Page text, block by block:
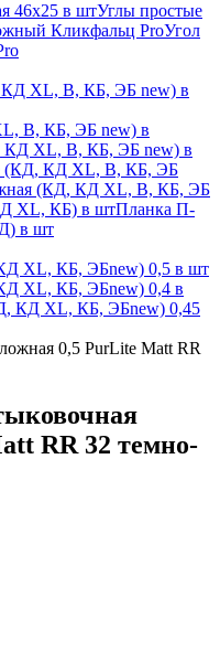
46х25 в штУглы простые
Кликфальц ProУгол
КД XL, В, КБ, ЭБ new) в
В, КБ, ЭБ new) в
КД XL, В, КБ, ЭБ new) в
(КД, КД XL, В, КБ, ЭБ
(КД, КД XL, В, КБ, ЭБ
XL, КБ) в штПланка П-
в шт
XL, КБ, ЭБnew) 0,5 в шт
XL, КБ, ЭБnew) 0,4 в
КД XL, КБ, ЭБnew) 0,45
0,5 PurLite Matt RR
RR 32 темно-